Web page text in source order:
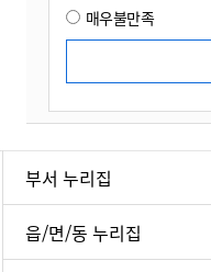
매우불만족
부서 누리집
읍/면/동 누리집